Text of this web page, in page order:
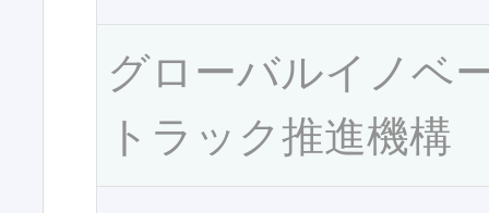
グローバルイノベ
トラック推進機構